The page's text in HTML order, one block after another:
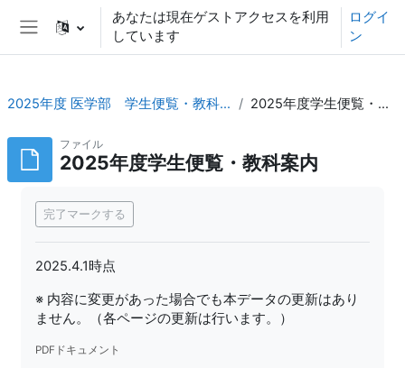
メインコンテンツへスキップする
サイドパネル
あなたは現在ゲストアクセスを利用
しています
ログイ
ン
2025年度 医学部 学生便覧・教科案内_TOP 2025年度学生便覧・教科案内
ファイル
2025年度学生便覧・教科案内
完了マークする
2025.4.1時点
※ 内容に変更があった場合でも本データの更新はあり
ません。（各ページの更新は行います。）
PDFドキュメント